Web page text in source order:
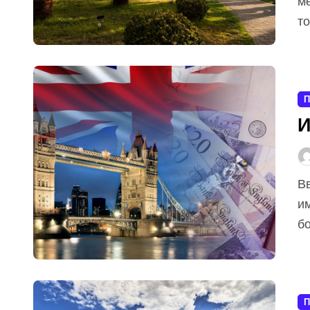
Введение Великобритания издавна привлекает